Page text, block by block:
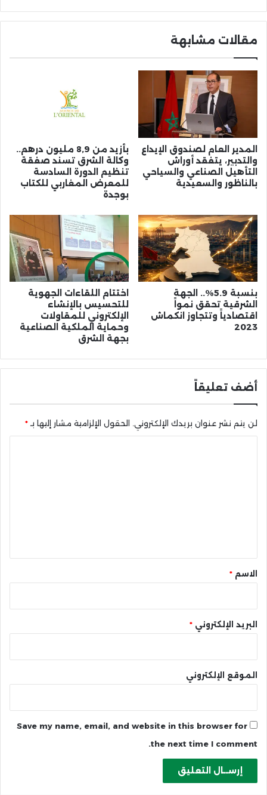
مقالات مشابهة
المدير العام لصندوق الإيداع
والتدبير، يتفقد أوراش
التأهيل الصناعي والسياحي
بالناظور والسعيدية
بأزيد من 8,9 مليون درهم..
وكالة الشرق تسند صفقة
تنظيم الدورة السادسة
للمعرض المغاربي للكتاب
بوجدة
بنسبة 5.9%.. الجهة
الشرقية تحقق نمواً
اقتصادياً وتتجاوز انكماش
2023
اختتام اللقاءات الجهوية
للتحسيس بالإنشاء
الإلكتروني للمقاولات
وحماية الملكية الصناعية
بجهة الشرق
أضف تعليقاً
لن يتم نشر عنوان بريدك الإلكتروني. الحقول الإلزامية مشار إليها بـ*
* الاسم *
البريد الإلكتروني *
الموقع الإلكتروني
Save my name, email, and website in this browser for
the next time I comment.